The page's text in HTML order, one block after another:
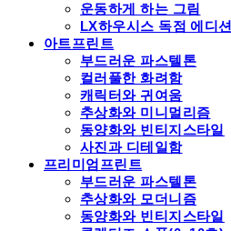
운동하게 하는 그림
LX하우시스 독점 에디션
아트프린트
부드러운 파스텔톤
컬러풀한 화려함
캐릭터와 귀여움
추상화와 미니멀리즘
동양화와 빈티지스타일
사진과 디테일함
프리미엄프린트
부드러운 파스텔톤
추상화와 모더니즘
동양화와 빈티지스타일